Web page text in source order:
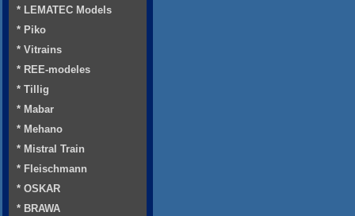
* LEMATEC Models
* Piko
* Vitrains
* REE-modeles
* Tillig
* Mabar
* Mehano
* Mistral Train
* Fleischmann
* OSKAR
* BRAWA